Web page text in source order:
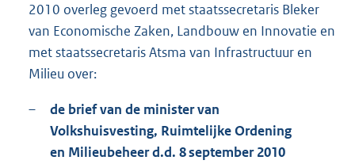
2010 overleg gevoerd met staatssecretaris Bleker
van Economische Zaken, Landbouw en Innovatie en
met staatssecretaris Atsma van Infrastructuur en
Milieu over:
–
de brief van de minister van
Volkshuisvesting, Ruimtelijke Ordening
en Milieubeheer d.d. 8 september 2010